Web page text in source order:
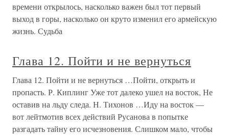
времени открылось, насколько важен был тот первый
выход в горы, насколько он круто изменил его армейскую
жизнь. Судьба
Глава 12. Пойти и не вернуться
Глава 12. Пойти и не вернуться …Пойти, открыть и
пропасть. Р. Киплинг Уже тот далеко ушел на восток, Не
оставив на льду следа. Н. Тихонов …Иду на восток —
вот лейтмотив всех действий Русанова в попытке
разгадать тайну его исчезновения. Слишком мало, чтобы